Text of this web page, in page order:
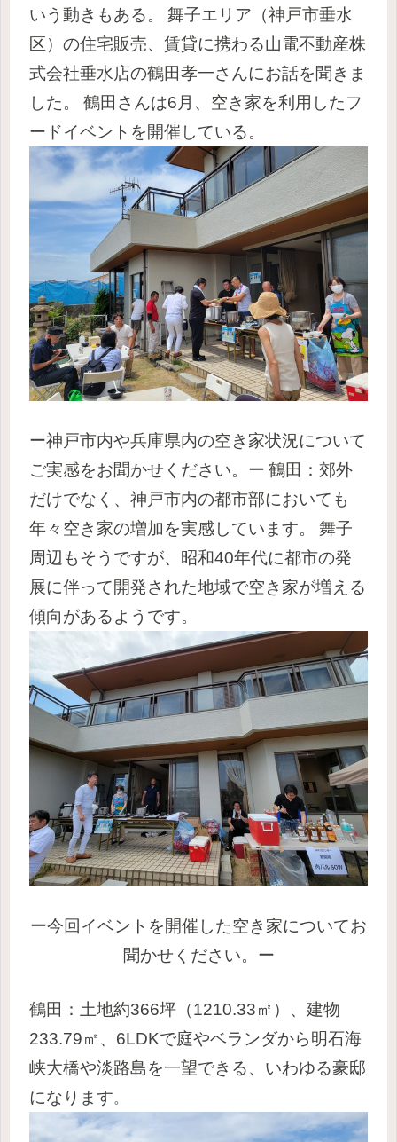
いう動きもある。
舞子エリア（神戸市垂水
区）の住宅販売、賃貸に携わる山電不動産株
式会社垂水店の鶴田孝一さんにお話を聞きま
した。
鶴田さんは6月、空き家を利用したフ
ードイベントを開催している。
ー神戸市内や兵庫県内の空き家状況について
ご実感をお聞かせください。ー 鶴田：郊外
だけでなく、神戸市内の都市部においても
年々空き家の増加を実感しています。
舞子
周辺もそうですが、昭和40年代に都市の発
展に伴って開発された地域で空き家が増える
傾向があるようです。
ー今回イベントを開催した空き家についてお
聞かせください。ー
鶴田：土地約366坪（1210.33㎡）、建物
233.79㎡、6LDKで庭やベランダから明石海
峡大橋や淡路島を一望できる、いわゆる豪邸
になります。